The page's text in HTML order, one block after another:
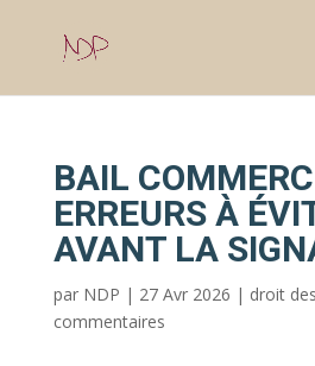
BAIL
ERREURS À
AVANT LA
par NDP | 27 Avr 2026 | droit
commentaires